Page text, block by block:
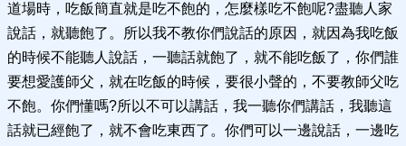
道場時，吃飯簡直就是吃不飽的，怎麼樣吃不飽呢?盡聽人家
說話，就聽飽了。所以我不教你們說話的原因，就因為我吃飯
的時候不能聽人說話，一聽話就飽了，就不能吃飯了，你們誰
要想愛護師父，就在吃飯的時候，要很小聲的，不要教師父吃
不飽。你們懂嗎?所以不可以講話，我一聽你們講話，我聽這
話就已經飽了，就不會吃東西了。你們可以一邊說話，一邊吃